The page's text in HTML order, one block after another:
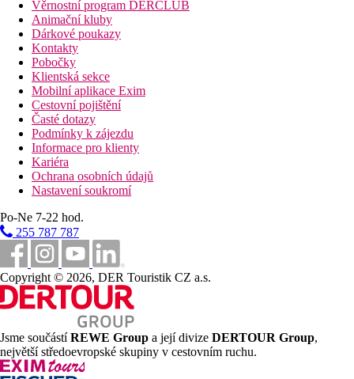
Věrnostní program DERCLUB
Animační kluby
Dárkové poukazy
Kontakty
Pobočky
Klientská sekce
Mobilní aplikace Exim
Cestovní pojištění
Časté dotazy
Podmínky k zájezdu
Informace pro klienty
Kariéra
Ochrana osobních údajů
Nastavení soukromí
Po-Ne 7-22 hod.
255 787 787
Copyright © 2026, DER Touristik CZ a.s.
Jsme součástíREWE Group a její divize DERTOUR Group,
největší středoevropské skupiny v cestovním ruchu.